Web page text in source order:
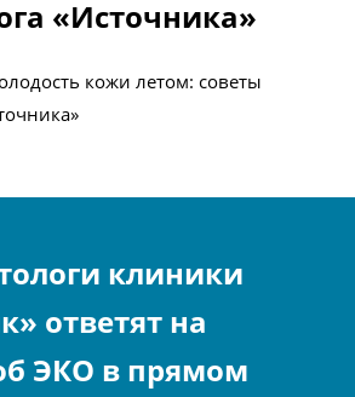
«Источника»
кожи летом: советы
клиники
ответят на
ЭКО в прямом